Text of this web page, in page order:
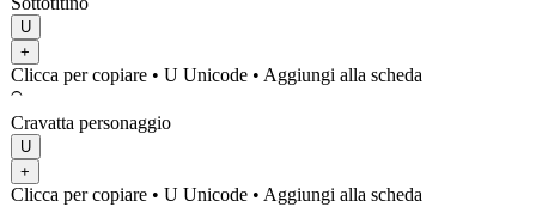
U
+
Clicca per copiare • U Unicode • Aggiungi alla scheda
⁀
Cravatta personaggio
U
+
Clicca per copiare • U Unicode • Aggiungi alla scheda